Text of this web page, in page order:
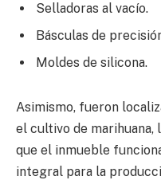
Selladoras al vacío.
Básculas de
Moldes de silicona.
Asimismo, fueron
el cultivo de marihuana,
que el inmueble
integral para la